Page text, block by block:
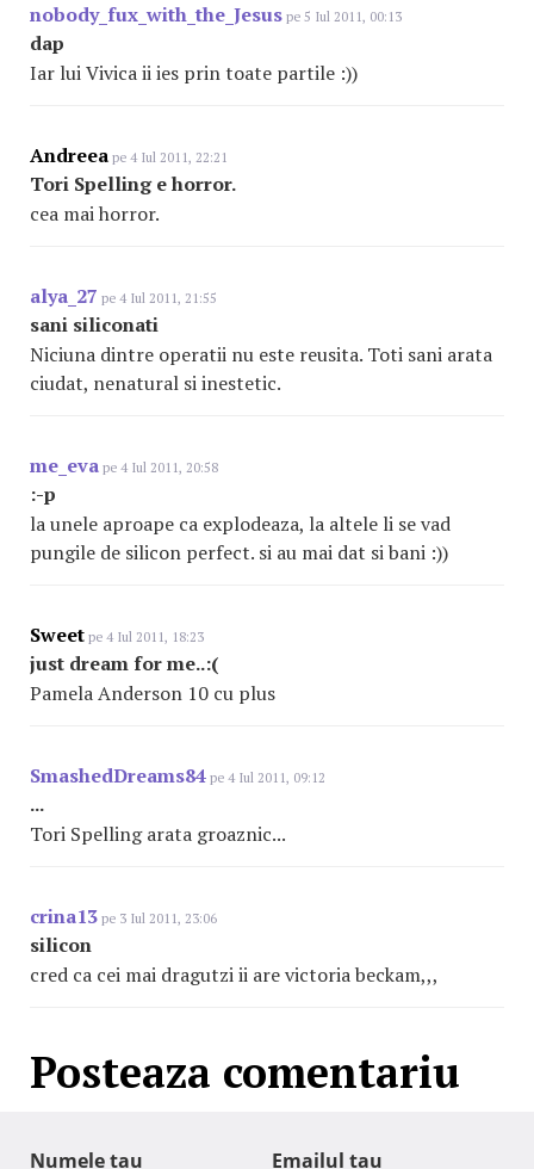
nobody_fux_with_the_Jesus pe 5 Iul 2011, 00:13
dap
Iar lui Vivica ii ies prin toate partile :))
Andreea pe 4 Iul 2011, 22:21
Tori Spelling e horror.
cea mai horror.
alya_27 pe 4 Iul 2011, 21:55
sani siliconati
Niciuna dintre operatii nu este reusita. Toti sani arata
ciudat, nenatural si inestetic.
me_eva pe 4 Iul 2011, 20:58
:-p
la unele aproape ca explodeaza, la altele li se vad
pungile de silicon perfect. si au mai dat si bani :))
Sweet pe 4 Iul 2011, 18:23
just dream for me..:(
Pamela Anderson 10 cu plus
SmashedDreams84 pe 4 Iul 2011, 09:12
...
Tori Spelling arata groaznic...
crina13 pe 3 Iul 2011, 23:06
silicon
cred ca cei mai dragutzi ii are victoria beckam,,,
Posteaza comentariu
Numele tau Emailul tau